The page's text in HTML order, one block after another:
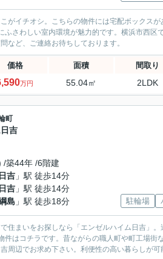
がイチオシ。こちらの物件には宅配ボックス
さわしい室内環境が魅力的です。横浜市西区
など、ご連絡お待ちしております。
価格 面積 間取り
万円 55.04㎡ 2LDK
町
吉
/築44年 /6階建
日吉 」駅 徒歩14分
日吉 」駅 徒歩14分
島 」駅 徒歩18分 駐輪場
住まいをお探しなら「エンゼルハイム日吉」
はコチラです。昔ながらの職人町や町工場街
周辺でお求め下さい。利便性の高い暮らしが